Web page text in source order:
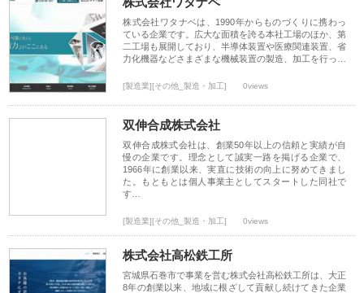
株式会社ワタナベは、1990年からものづくりに携わっ
ている企業です。広大な面積を誇る本社工場のほか、第
二工場も展開しており、半導体装置や医療関連装置、省
力化機器などさまざまな機械装置の製造、加工を行っ…
[製造業][その他_製造・加工] 0views
双伸合成株式会社
双伸合成株式会社は、創業50年以上の信頼と実績が自
慢の企業です。理念として誠実一路を掲げる企業で、
1966年に創業以来、実直に技術の向上に努めてきまし
た。もともとは個人事業主としてスタートした同社で
す…
[製造業][その他_製造・加工] 0views
株式会社高松鉄工所
宮城県石巻市で事業を営む株式会社高松鉄工所は、大正
8年の創業以来、地域に根ざして貢献し続けてきた企業